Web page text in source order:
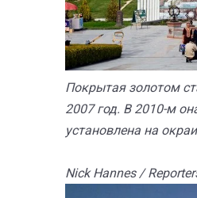
Покрытая золотом
2007 год. В 2010-м
установлена на
Nick Hannes /